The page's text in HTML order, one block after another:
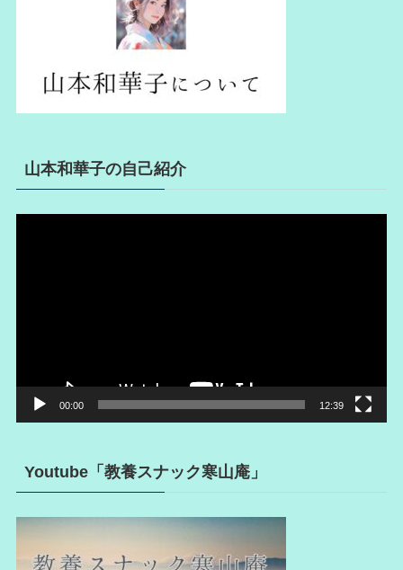
山本和華子の自己紹介
00:00 12:39
Youtube「教養スナック寒山庵」